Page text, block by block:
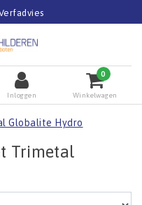
Inloggen
0
Winkelwagen
Globalite Hydro
Trimetal